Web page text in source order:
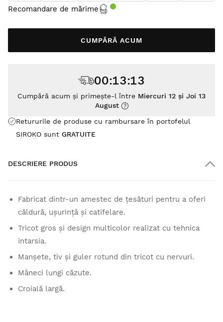
Recomandare de mărime
CUMPĂRĂ ACUM
Retururile de produse cu rambursare în portofelul
SIROKO sunt GRATUITE
00:13:13
Cumpără acum și primește-l între Miercuri 12 și Joi 13
August
DESCRIERE PRODUS
Fabricat dintr-un amestec de țesături pentru a oferi
căldură, ușurință și catifelare.
Tricot gros și design multicolor realizat cu tehnica
intarsia.
Manșete, tiv și guler rotund din tricot cu nervuri.
Mâneci lungi căzute.
Croială largă.